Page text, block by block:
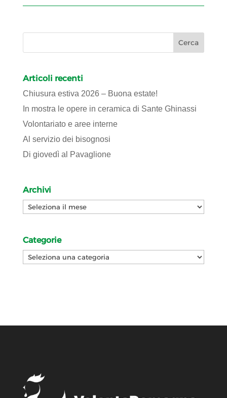
Articoli recenti
Chiusura estiva 2026 – Buona estate!
In mostra le opere in ceramica di Sante Ghinassi
Volontariato e aree interne
Al servizio dei bisognosi
Di giovedì al Pavaglione
Archivi
Archivi
Categorie
Categorie